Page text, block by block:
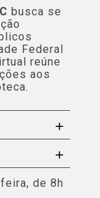
busca se
Federal
reúne
aos
de 8h